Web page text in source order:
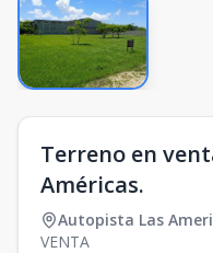
Terreno en
Américas.
Autopista Las
VENTA